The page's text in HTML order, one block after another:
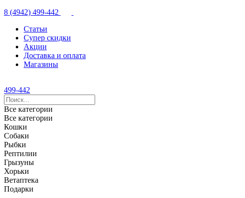
8 (4942) 499-442
Статьи
Супер скидки
Акции
Доставка и оплата
Магазины
499-442
Все категории
Все категории
Кошки
Собаки
Рыбки
Рептилии
Грызуны
Хорьки
Ветаптека
Подарки